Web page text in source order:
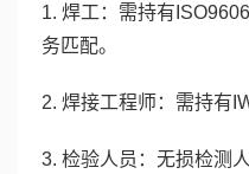
1. 焊工：需持有
务匹配。
2. 焊接工程师：需持有
3. 检验人员：无损检测